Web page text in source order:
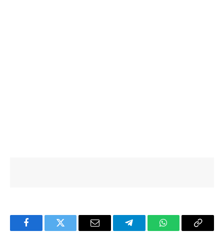
FacebookTwitter Email TelegramWhatsAppCopy